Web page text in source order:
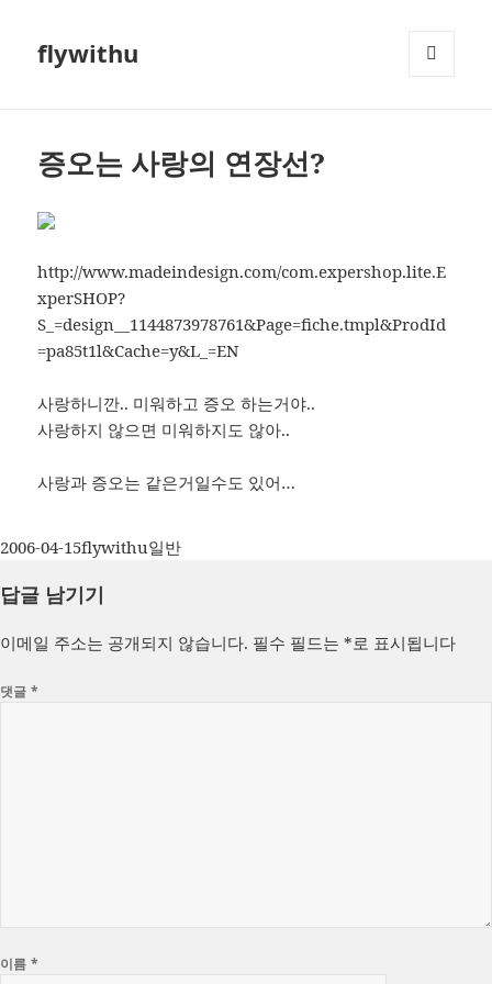
flywithu
증오는 사랑의 연장선?
http://www.madeindesign.com/com.expershop.lite.E
xperSHOP?
S_=design__1144873978761&Page=fiche.tmpl&ProdId
=pa85t1l&Cache=y&L_=EN
사랑하니깐.. 미워하고 증오 하는거야..
사랑하지 않으면 미워하지도 않아..
사랑과 증오는 같은거일수도 있어…
작
일
2006-04-15글
이
flywithu카
일반
답글 남기기
이메일 주소는 공개되지 않습니다. 필수 필드는 *로 표시됩니다
댓글*
이름*